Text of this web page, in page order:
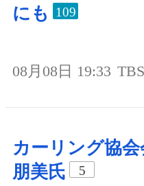
にも
109
08月08日 19:33
カーリング協
朋美氏
5